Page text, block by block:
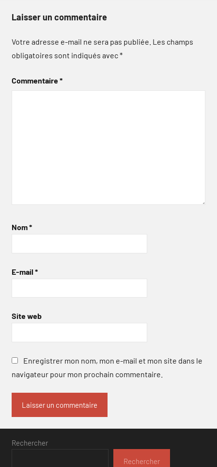
Laisser un commentaire
Votre adresse e-mail ne sera pas publiée. Les champs
obligatoires sont indiqués avec*
Commentaire*
Nom*
E-mail *
Site web
Enregistrer mon nom, mon e-mail et mon site dans le
navigateur pour mon prochain commentaire.
Rechercher
Rechercher